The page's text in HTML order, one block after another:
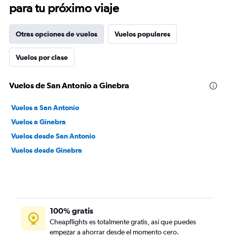
para tu próximo viaje
Otras opciones de vuelos Vuelos populares
Vuelos por clase
Vuelos de San Antonio a Ginebra
Vuelos a San Antonio
Vuelos a Ginebra
Vuelos desde San Antonio
Vuelos desde Ginebra
100% gratis
Cheapflights es totalmente gratis, así que puedes
empezar a ahorrar desde el momento cero.